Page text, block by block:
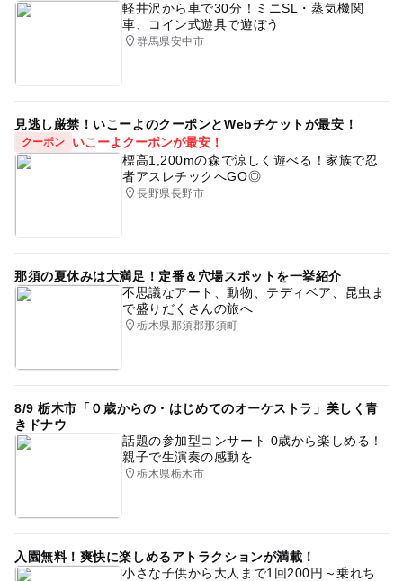
軽井沢から車で30分！ミニSL・蒸気機関
車、コイン式遊具で遊ぼう
群馬県安中市
見逃し厳禁！いこーよのクーポンとWebチケットが最安！
クーポン
いこーよクーポンが最安！
標高1,200mの森で涼しく遊べる！家族で忍
者アスレチックへGO◎
長野県長野市
那須の夏休みは大満足！定番＆穴場スポットを一挙紹介
不思議なアート、動物、テディベア、昆虫ま
で盛りだくさんの旅へ
栃木県那須郡那須町
8/9 栃木市「０歳からの・はじめてのオーケストラ」美しく青
きドナウ
話題の参加型コンサート 0歳から楽しめる！
親子で生演奏の感動を
栃木県栃木市
入園無料！爽快に楽しめるアトラクションが満載！
小さな子供から大人まで1回200円～乗れち